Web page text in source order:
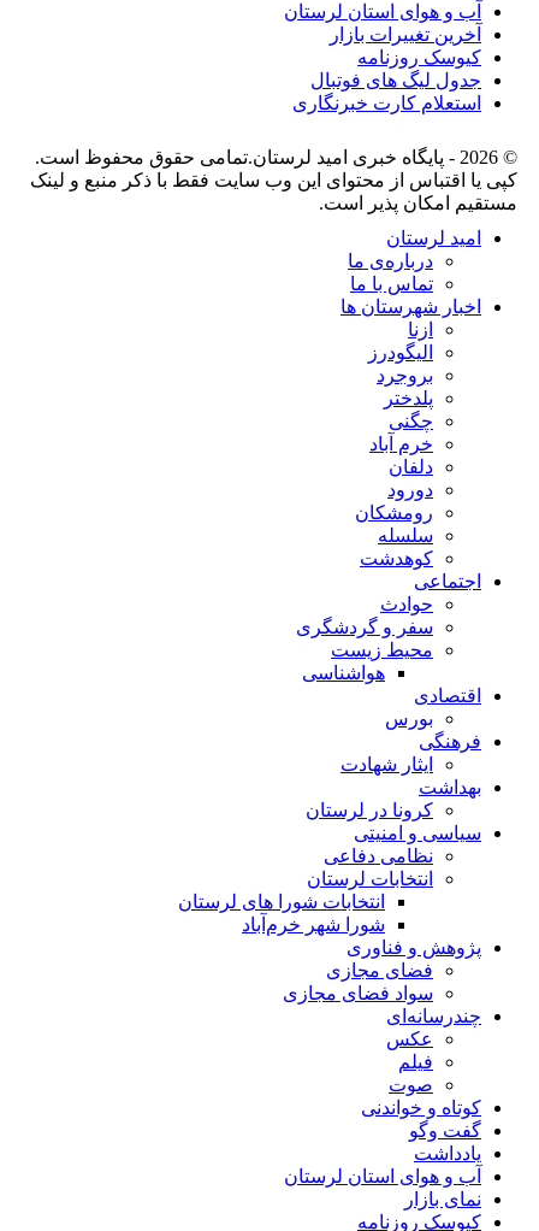
آب و هوای استان لرستان
آخرین تغییرات بازار
کیوسک روزنامه
جدول لیگ های فوتبال
استعلام کارت خبرنگاری
© 2026 - پایگاه خبری اميد لرستان.تمامی حقوق محفوظ است.
کپی یا اقتباس از محتوای این وب سایت فقط با ذکر منبع و لینک
مستقیم امکان پذیر است.
امید لرستان
درباره‌ی ما
تماس با ما
اخبار شهرستان ها
ازنا
الیگودرز
بروجرد
پلدختر
چگنی
خرم آباد
دلفان
دورود
رومشکان
سلسله
کوهدشت
اجتماعی
حوادث
سفر و گردشگری
محیط زیست
هواشناسی
اقتصادی
بورس
فرهنگی
ایثار شهادت
بهداشت
کرونا در لرستان
سیاسی و امنیتی
نظامی دفاعی
انتخابات لرستان
انتخابات شورا های لرستان
شورا شهر خرم‌آباد
پژوهش و فناوری
فضای مجازی
سواد فضای مجازی
چندرسانه‌ای
عكس
فیلم
صوت
کوتاه و خواندنی
گفت وگو
یادداشت
آب و هوای استان لرستان
نمای بازار
کیوسک روزنامه